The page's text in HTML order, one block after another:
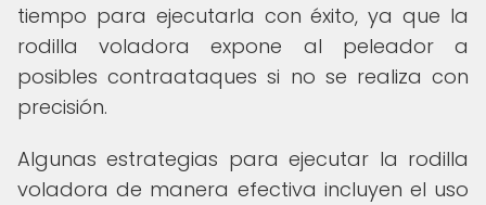
tiempo para ejecutarla con éxito, ya que la
rodilla voladora expone al peleador a
posibles contraataques si no se realiza con
precisión.
Algunas estrategias para ejecutar la rodilla
voladora de manera efectiva incluyen el uso